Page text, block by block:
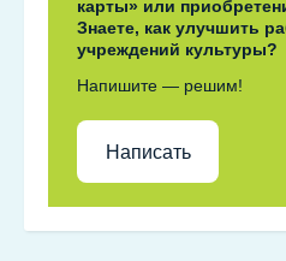
карты» или
Знаете, как улучшить
учреждений культуры?
Напишите — решим!
Написать